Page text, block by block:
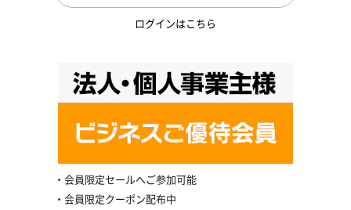
ログインはこちら
会員限定セールへご参加可能
会員限定クーポン配布中